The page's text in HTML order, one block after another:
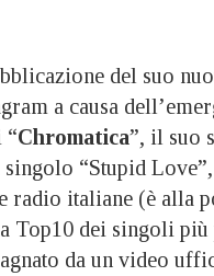
del suo
a causa
“Chromatica”, il suo
“Stupid
radio italiane (è alla
Top10 dei singoli
da un video